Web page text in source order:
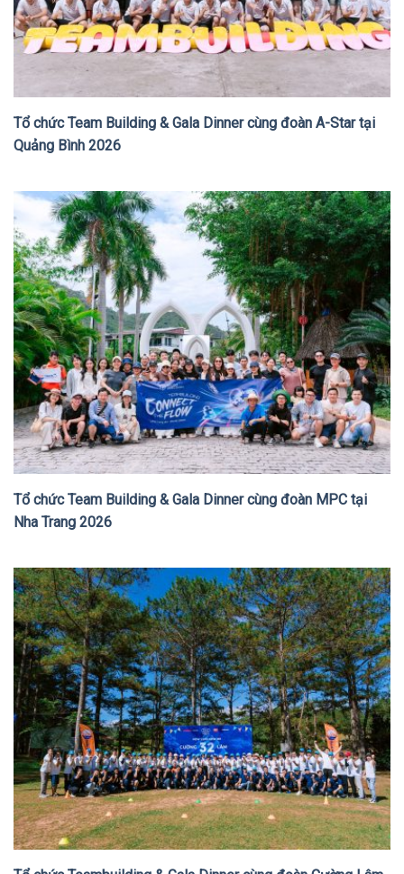
Tổ chức Team Building & Gala Dinner cùng đoàn A-Star tại
Quảng Bình 2026
Tổ chức Team Building & Gala Dinner cùng đoàn MPC tại
Nha Trang 2026